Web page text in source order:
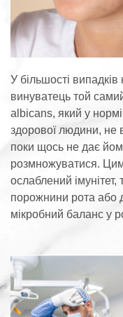
У більшості
винуватець той
albicans, який у
здорової людини,
поки щось не дає
розмножуватися.
ослаблений імунітет,
порожнини рота або
мікробний баланс у